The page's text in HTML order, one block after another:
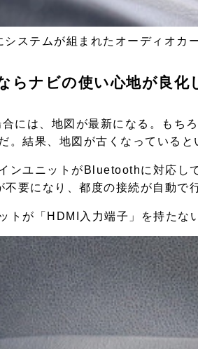
システムが組まれたオーディオカ
らナビの使い心地が良化
には、地図が最新になる。もち
。結果、地図が古くなっている
ンユニットがBluetoothに対応
要になり、都度の接続が自動で
トが「HDMI入力端子」を持た